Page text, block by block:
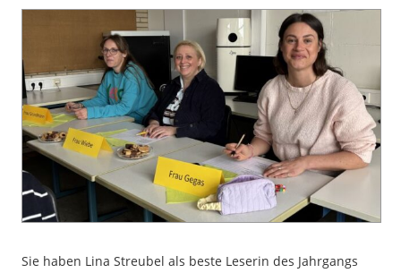
Sie haben Lina Streubel als beste Leserin des Jahrgangs